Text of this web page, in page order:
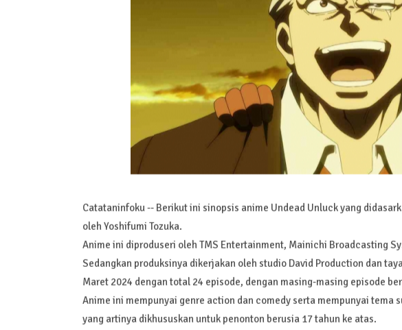
Catataninfoku -- Berikut ini sinopsis anime Undead Unluck yang
oleh Yoshifumi Tozuka.
Anime ini diproduseri oleh TMS Entertainment, Mainichi Broadcasting
Sedangkan produksinya dikerjakan oleh studio David Production dan
Maret 2024 dengan total 24 episode, dengan masing-masing episode
Anime ini mempunyai genre action dan comedy serta mempunyai tema
yang artinya dikhususkan untuk penonton berusia 17 tahun ke atas.